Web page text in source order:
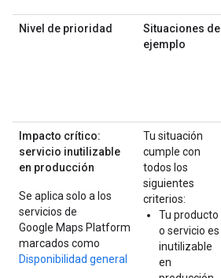
Nivel de prioridad
Situaciones de
ejemplo
Impacto crítico:
servicio inutilizable
en producción
Se aplica solo a los
servicios de
Google Maps Platform
marcados como
Disponibilidad general
Tu situación
cumple con
todos los
siguientes
criterios:
Tu producto
o servicio es
inutilizable
en